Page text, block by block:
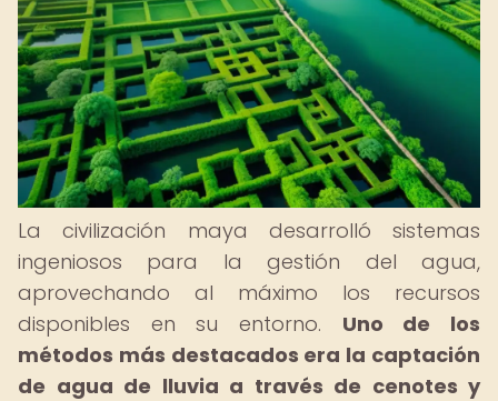
La civilización maya desarrolló sistemas
ingeniosos para la gestión del agua,
aprovechando al máximo los recursos
disponibles en su entorno. Uno de los
métodos más destacados era la captación
de agua de lluvia a través de cenotes y